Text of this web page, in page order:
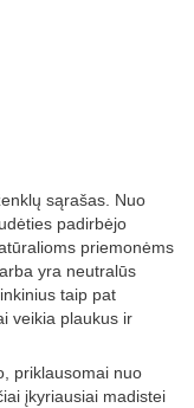
sąrašas. Nuo
padirbėjo
priemonėms
yra neutralūs
taip pat
veikia plaukus ir
priklausomai nuo
įkyriausiai madistei